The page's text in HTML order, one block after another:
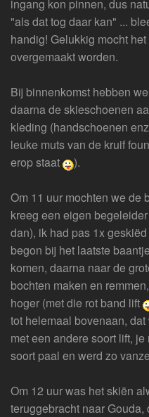
ingang kon pinnen, dus
"als dat tog daar kan" ...
handig! Gelukkig mocht
overgemaakt worden.
Bij binnenkomst hebben
daarna de skieschoenen
kleding (handschoenen
leuke muts van de kruif
erop staat
).
Om 11 uur mochten we de
kreeg een eigen
dan), ik had pas 1x
begon bij het laatste
komen, daarna naar de
bochten maken en
hoger (met die rot band lift
tot helemaal bovenaan,
met een andere soort lift,
soort paal en werd zo
Om 12 uur was het skiën
teruggebracht naar